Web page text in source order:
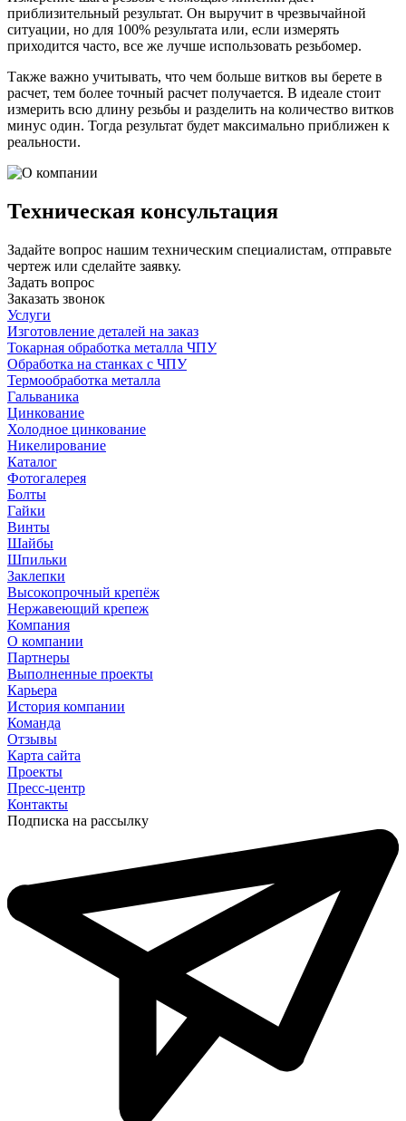
приблизительный результат. Он выручит в чрезвычайной
ситуации, но для 100% результата или, если измерять
приходится часто, все же лучше использовать резьбомер.
Также важно учитывать, что чем больше витков вы берете в
расчет, тем более точный расчет получается. В идеале стоит
измерить всю длину резьбы и разделить на количество витков
минус один. Тогда результат будет максимально приближен к
реальности.
Техническая консультация
Задайте вопрос нашим техническим специалистам, отправьте
чертеж или сделайте заявку.
Задать вопрос
Заказать звонок
Услуги
Изготовление деталей на заказ
Токарная обработка металла ЧПУ
Обработка на станках с ЧПУ
Термообработка металла
Гальваника
Цинкование
Холодное цинкование
Никелирование
Каталог
Фотогалерея
Болты
Гайки
Винты
Шайбы
Шпильки
Заклепки
Высокопрочный крепёж
Нержавеющий крепеж
Компания
О компании
Партнеры
Выполненные проекты
Карьера
История компании
Команда
Отзывы
Карта сайта
Проекты
Пресс-центр
Контакты
Подписка на рассылку